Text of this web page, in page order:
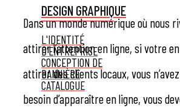
DESIGN GRAPHIQUE
L'IDENTITÉ
D'ENTREPRISE
CONCEPTION DE
BANNIÈRE
CATALOGUE
Dans un monde numérique où nous
attirer l’attention en ligne, si votre
attirer des clients locaux, vous
besoin d’apparaître en ligne, vous